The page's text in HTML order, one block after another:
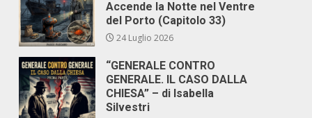
Accende la Notte nel Ventre
del Porto (Capitolo 33)
24 Luglio 2026
“GENERALE CONTRO
GENERALE. IL CASO DALLA
CHIESA” – di Isabella
Silvestri